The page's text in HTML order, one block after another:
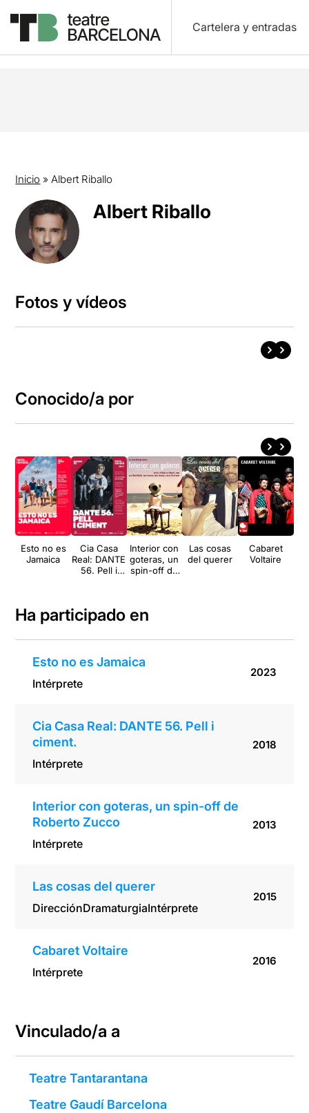
Cartelera y entradas
Inicio »Albert Riballo
Albert Riballo
Fotos y vídeos
Conocido/a por
Esto no es
Jamaica
Cia Casa
Real: DANTE
56. Pell i
Interior con
goteras, un
spin-off de
Las cosas
del querer
Cabaret
Voltaire
Ha participado en
Esto no es Jamaica
Intérprete
2023
Cia Casa Real: DANTE 56. Pell i
ciment.
Intérprete
2018
Interior con goteras, un spin-off de
Roberto Zucco
Intérprete
2013
Las cosas del querer
DirecciónDramaturgiaIntérprete
2015
Cabaret Voltaire
Intérprete
2016
Vinculado/a a
Teatre Tantarantana
Teatre Gaudí Barcelona